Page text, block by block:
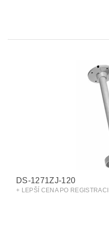
DS-1271ZJ-120
+ LEPŠÍ CENA PO REGISTRACI